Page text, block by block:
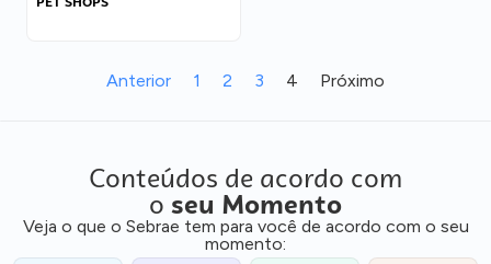
Anterior 1 2 3 4 Próximo
Conteúdos de acordo com
o seu Momento
Veja o que o Sebrae tem para você de acordo com o seu
momento: